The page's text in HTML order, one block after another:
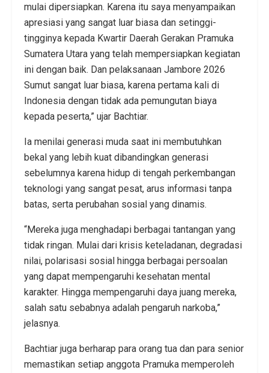
mulai dipersiapkan. Karena itu saya menyampaikan
apresiasi yang sangat luar biasa dan setinggi-
tingginya kepada Kwartir Daerah Gerakan Pramuka
Sumatera Utara yang telah mempersiapkan kegiatan
ini dengan baik. Dan pelaksanaan Jambore 2026
Sumut sangat luar biasa, karena pertama kali di
Indonesia dengan tidak ada pemungutan biaya
kepada peserta,” ujar Bachtiar.
Ia menilai generasi muda saat ini membutuhkan
bekal yang lebih kuat dibandingkan generasi
sebelumnya karena hidup di tengah perkembangan
teknologi yang sangat pesat, arus informasi tanpa
batas, serta perubahan sosial yang dinamis.
“Mereka juga menghadapi berbagai tantangan yang
tidak ringan. Mulai dari krisis keteladanan, degradasi
nilai, polarisasi sosial hingga berbagai persoalan
yang dapat mempengaruhi kesehatan mental
karakter. Hingga mempengaruhi daya juang mereka,
salah satu sebabnya adalah pengaruh narkoba,”
jelasnya.
Bachtiar juga berharap para orang tua dan para senior
memastikan setiap anggota Pramuka memperoleh